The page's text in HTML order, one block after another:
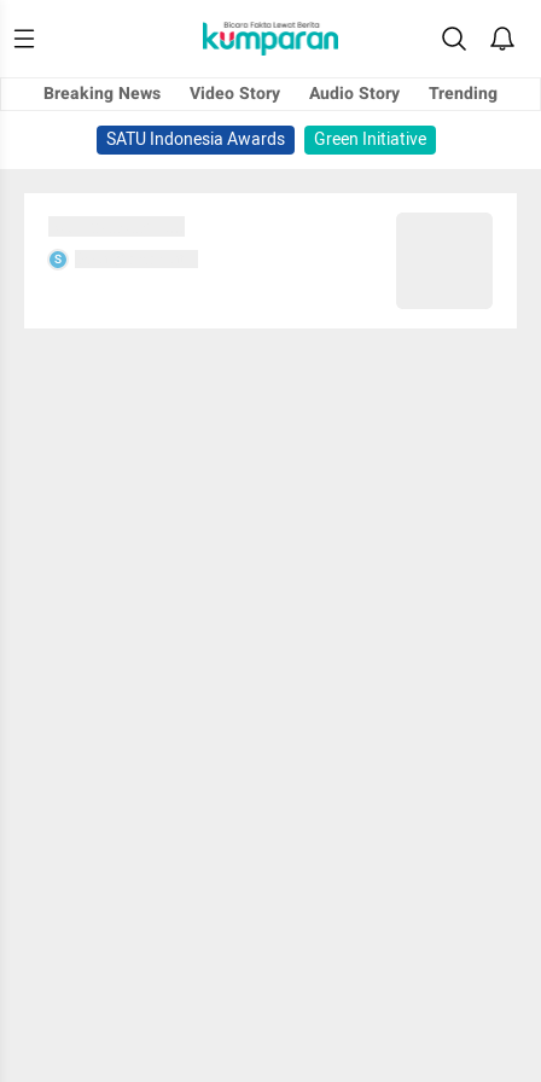
Breaking News Video Story Audio Story
Trending
SATU Indonesia Awards
Green Initiative
S